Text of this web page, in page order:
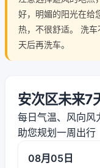
好，明媚的阳光在给
热，不很舒适。 洗
天后再洗车。
安次区未来7
每日气温、风向风
助您规划一周出行
08月05日